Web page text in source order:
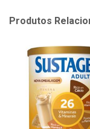
Produtos